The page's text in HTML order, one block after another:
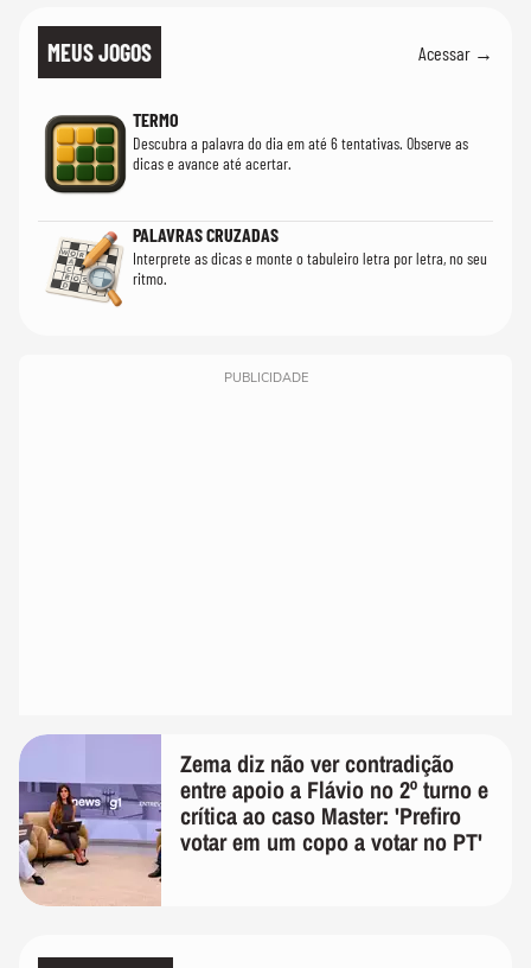
MEUS JOGOS Acessar →
TERMO
Descubra a palavra do dia em até 6 tentativas. Observe as
dicas e avance até acertar.
PALAVRAS CRUZADAS
Interprete as dicas e monte o tabuleiro letra por letra, no seu
ritmo.
PUBLICIDADE
Zema diz não ver contradição
entre apoio a Flávio no 2º turno e
crítica ao caso Master: 'Prefiro
votar em um copo a votar no PT'